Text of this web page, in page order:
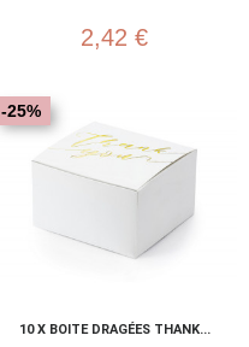
2,42 €
10 X BOITE DRAGÉES THANK...
-25%